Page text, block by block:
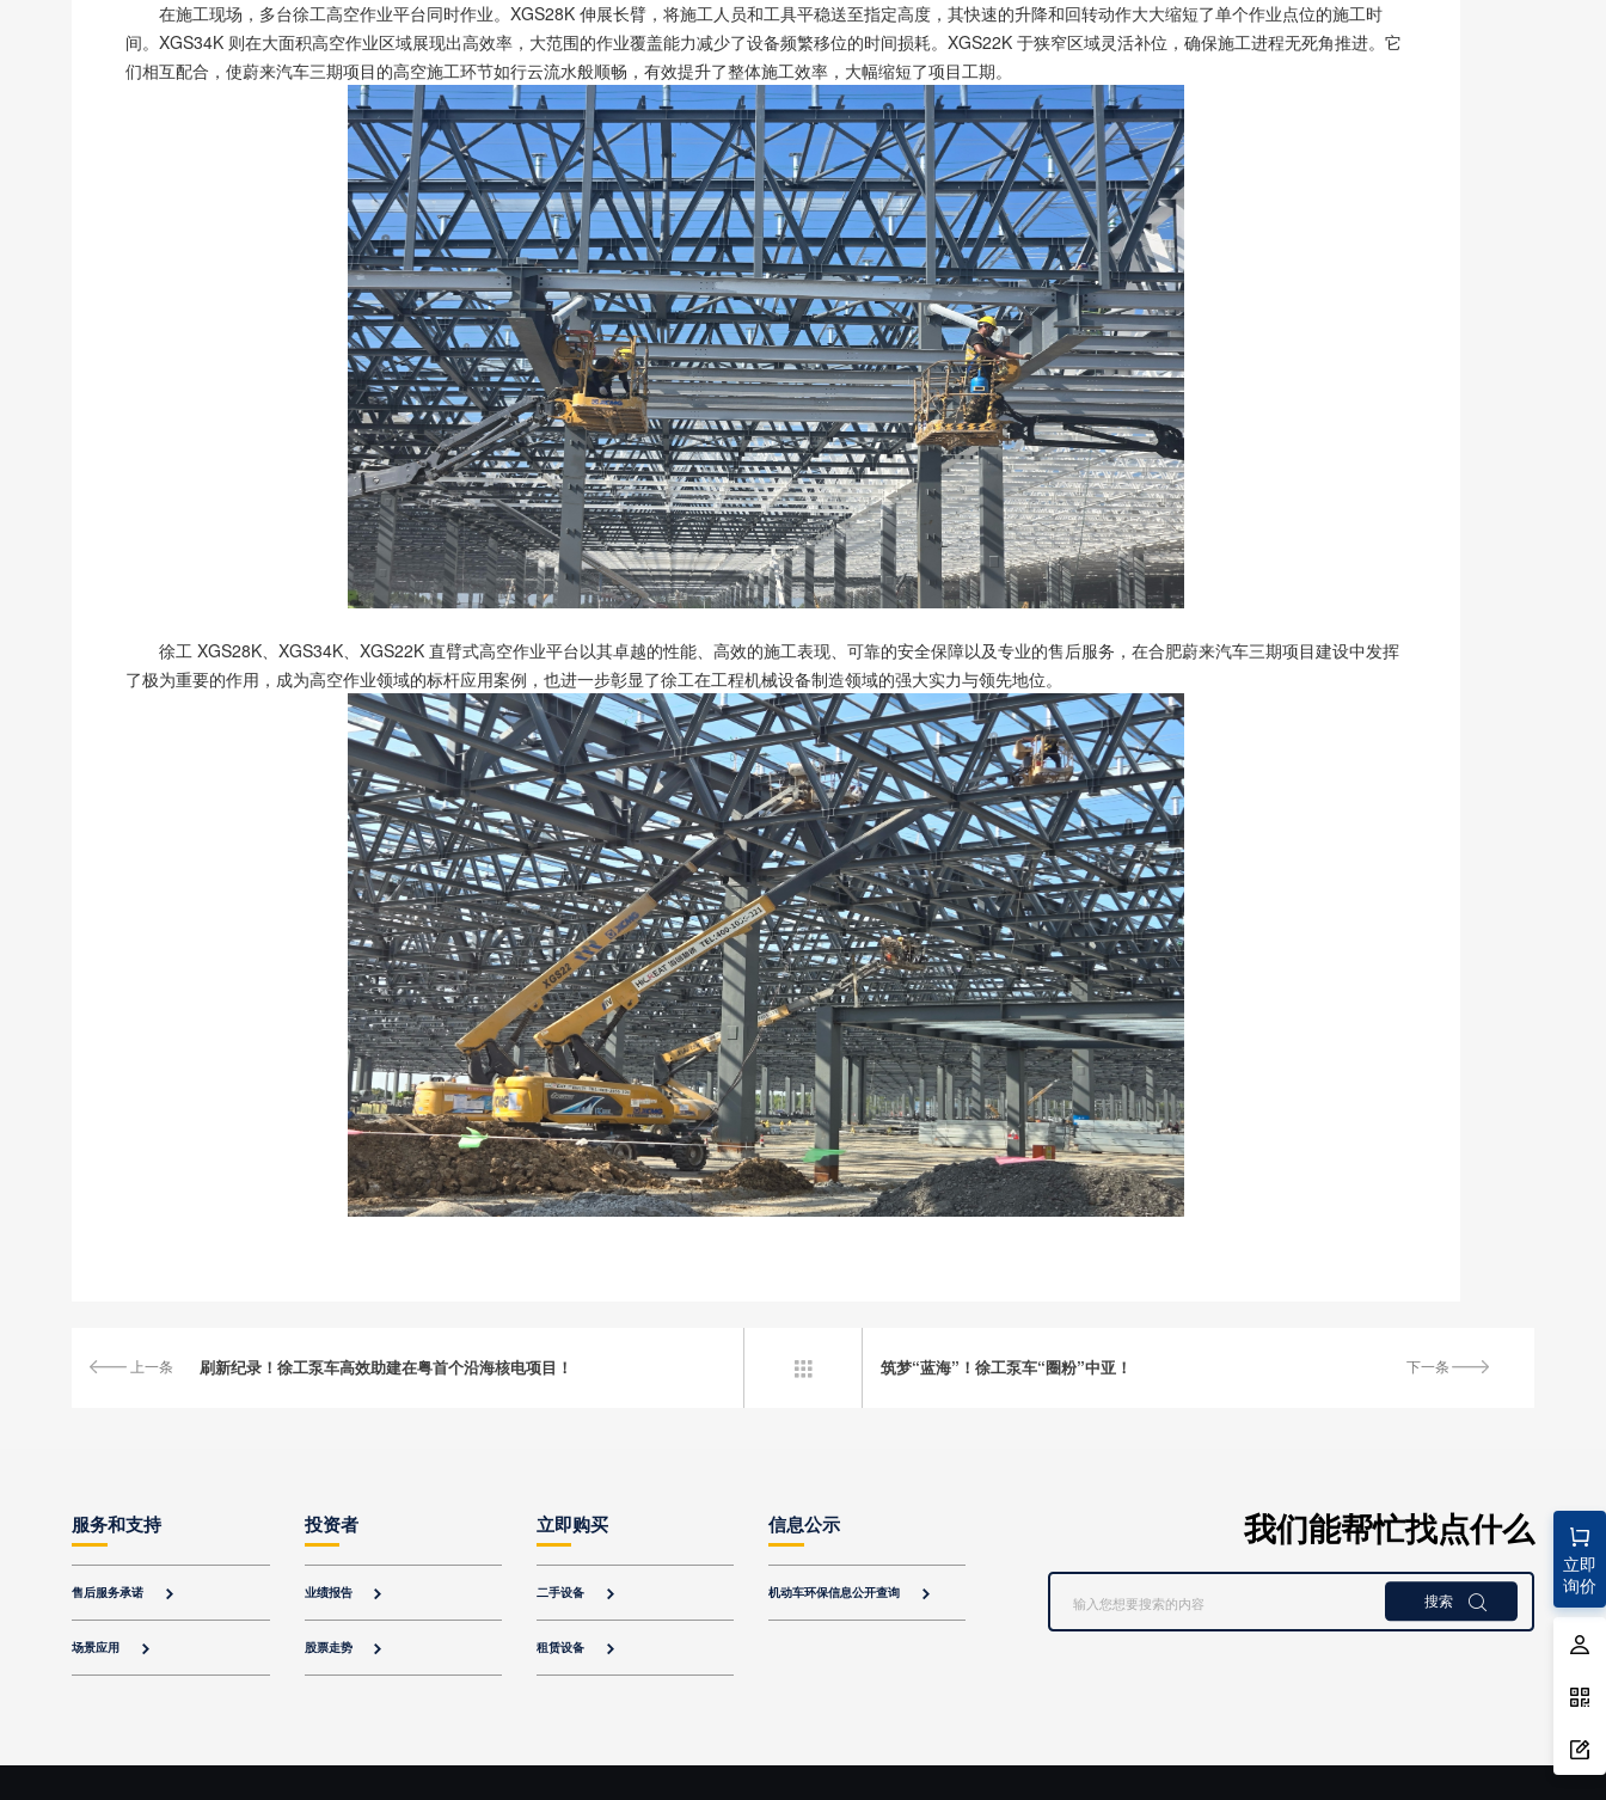
在施工现场，多台徐工高空作业平台同时作业。XGS28K 伸展长臂，将施工人员和工具平稳送至指定高度，其快速的升降和回转动作大大缩短了单个作业点位的施工时
间。XGS34K 则在大面积高空作业区域展现出高效率，大范围的作业覆盖能力减少了设备频繁移位的时间损耗。XGS22K 于狭窄区域灵活补位，确保施工进程无死角推进。它
们相互配合，使蔚来汽车三期项目的高空施工环节如行云流水般顺畅，有效提升了整体施工效率，大幅缩短了项目工期。
徐工 XGS28K、XGS34K、XGS22K 直臂式高空作业平台以其卓越的性能、高效的施工表现、可靠的安全保障以及专业的售后服务，在合肥蔚来汽车三期项目建设中发挥
了极为重要的作用，成为高空作业领域的标杆应用案例，也进一步彰显了徐工在工程机械设备制造领域的强大实力与领先地位。
上一条 刷新纪录！徐工泵车高效助建在粤首个沿海核电项目！ 下一条
筑梦“蓝海”！徐工泵车“圈粉”中亚！

立即
询价
服务和支持
售后服务承诺 
场景应用 
投资者
业绩报告 
股票走势 
立即购买
二手设备 
租赁设备 
信息公示
机动车环保信息公开查询 
我们能帮忙找点什么
搜索 